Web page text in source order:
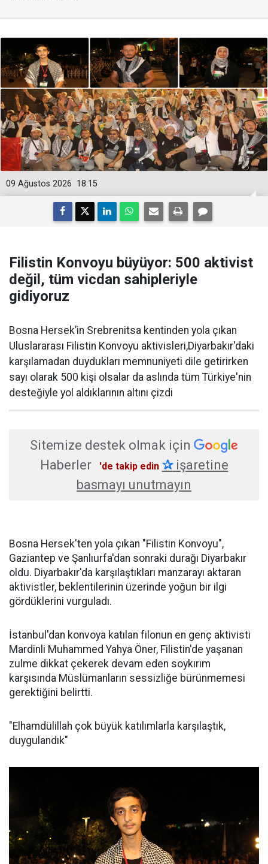
18:15
09 Ağustos 2026
Filistin Konvoyu büyüyor: 500 aktivist
değil, tüm vicdan sahipleriyle
gidiyoruz
Bosna Hersek’in Srebrenitsa kentinden yola çıkan
Uluslararası Filistin Konvoyu aktivisleri,Diyarbakır'daki
karşılamadan duydukları memnuniyeti dile getirirken
sayı olarak 500 kişi olsalar da aslında tüm Türkiye'nin
desteğiyle yol aldıklarının altını çizdi
Sitemize destek olmak için
Haberler
'de takip edin ✰işaretine
basmayı unutmayın
Bosna Hersek'ten yola çıkan "Filistin Konvoyu",
Gaziantep ve Şanlıurfa'dan sonraki durağı Diyarbakır
oldu. Diyarbakır'da karşılaştıkları manzarayı aktaran
aktivistler, beklentilerinin üzerinde yoğun bir ilgi
gördüklerini vurguladı.
İstanbul'dan konvoya katılan filonun en genç aktivisti
Mardinli Muhammed Yahya Öner, Filistin'de yaşanan
zulme dikkat çekerek devam eden soykırım
karşısında Müslümanların sessizliğe bürünmemesi
gerektiğini belirtti.
"Elhamdülillah çok büyük katılımlarla karşılaştık,
duygulandık"